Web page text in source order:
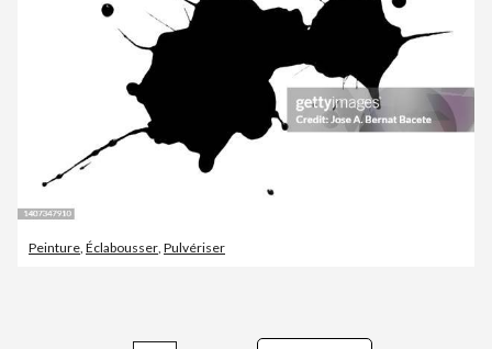
Peinture Éclabousser Pulvériser